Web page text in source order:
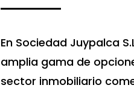
En Sociedad Juypalca
amplia gama de
sector inmobiliario